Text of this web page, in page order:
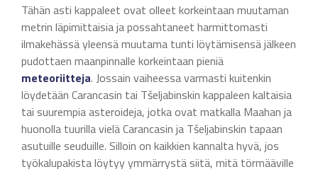
Tähän asti kappaleet ovat olleet korkeintaan muutaman
metrin läpimittaisia ja possahtaneet harmittomasti
ilmakehässä yleensä muutama tunti löytämisensä jälkeen
pudottaen maanpinnalle korkeintaan pieniä
meteoriitteja. Jossain vaiheessa varmasti kuitenkin
löydetään Carancasin tai Tšeljabinskin kappaleen kaltaisia
tai suurempia asteroideja, jotka ovat matkalla Maahan ja
huonolla tuurilla vielä Carancasin ja Tšeljabinskin tapaan
asutuille seuduille. Silloin on kaikkien kannalta hyvä, jos
työkalupakista löytyy ymmärrystä siitä, mitä törmääville